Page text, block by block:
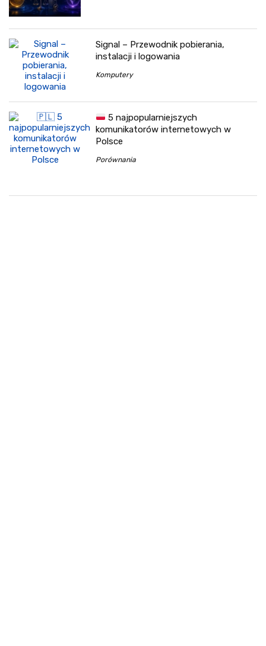
Signal – Przewodnik pobierania,
instalacji i logowania
Komputery
5 najpopularniejszych
komunikatorów internetowych w
Polsce
Porównania